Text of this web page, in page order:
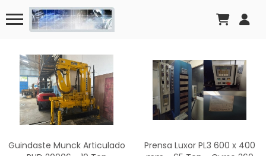
Guindaste Munck Articulado
Prensa Luxor PL3 600 x 400